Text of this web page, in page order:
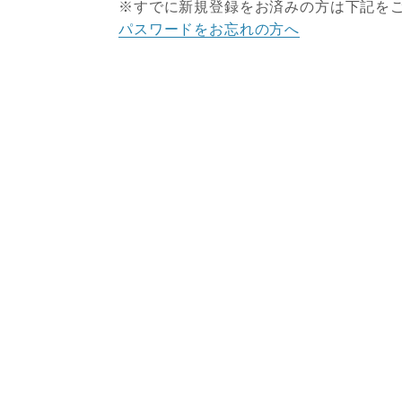
※すでに新規登録をお済みの方は下記を
パスワードをお忘れの方へ